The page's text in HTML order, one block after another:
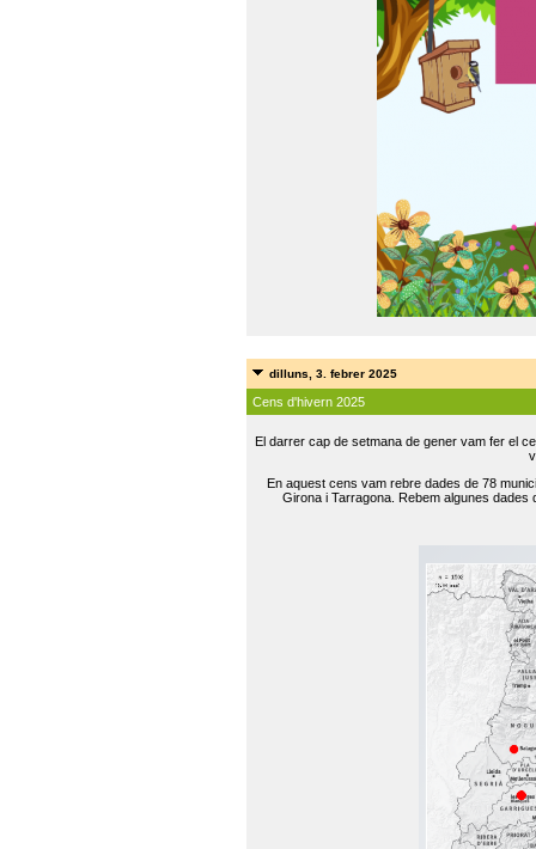
dilluns, 3. febrer 2025
Cens d'hivern 2025
El darrer cap de setmana de gener vam fer el
En aquest cens vam rebre dades de 78
Girona i Tarragona. Rebem algunes